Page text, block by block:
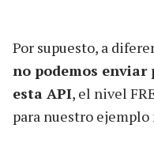
Por supuesto, a
no podemos
esta API, el nivel
para nuestro ejemplo